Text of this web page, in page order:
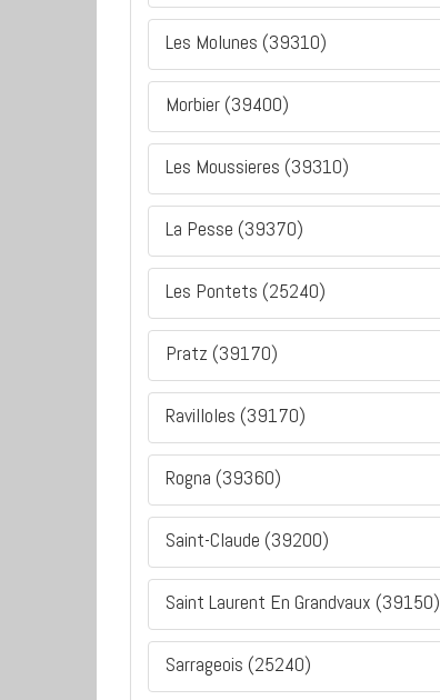
Les Molunes (39310)
Morbier (39400)
Les Moussieres (39310)
La Pesse (39370)
Les Pontets (25240)
Pratz (39170)
Ravilloles (39170)
Rogna (39360)
Saint-Claude (39200)
Saint Laurent En Grandvaux (39150)
Sarrageois (25240)